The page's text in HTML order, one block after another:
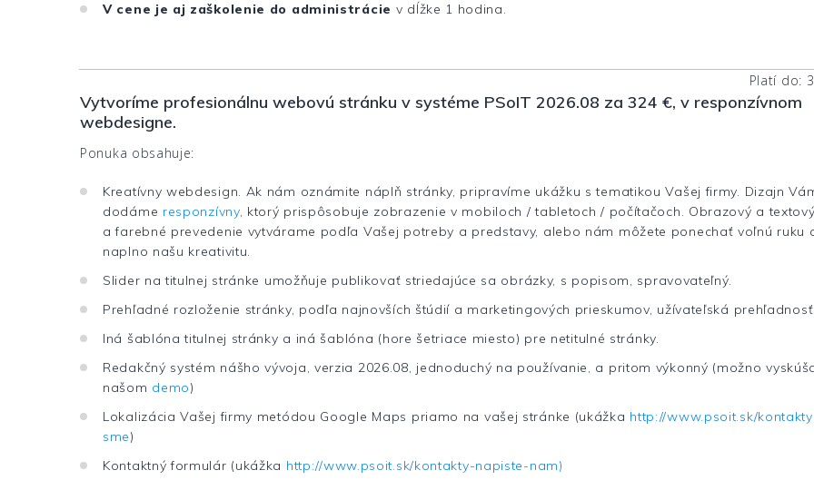
V cene je aj zaškolenie do administrácie v dĺžke 1 hodina.
Platí do:
Vytvoríme profesionálnu webovú stránku v systéme PSoIT 2026.08 za 324 €, v responzívnom
webdesigne.
Ponuka obsahuje:
Kreatívny webdesign. Ak nám oznámite náplň stránky, pripravíme ukážku s tematikou Vašej firmy. Dizajn
dodáme responzívny, ktorý prispôsobuje zobrazenie v mobiloch / tabletoch / počítačoch. Obrazový a
a farebné prevedenie vytvárame podľa Vašej potreby a predstavy, alebo nám môžete ponechať voľnú ruku
naplno našu kreativitu.
Slider na titulnej stránke umožňuje publikovať striedajúce sa obrázky, s popisom, spravovateľný.
Prehľadné rozloženie stránky, podľa najnovších štúdií a marketingových prieskumov, užívateľská prehľadnosť.
Iná šablóna titulnej stránky a iná šablóna (hore šetriace miesto) pre netitulné stránky.
Redakčný systém nášho vývoja, verzia 2026.08, jednoduchý na používanie, a pritom výkonný (možno
našom demo)
Lokalizácia Vašej firmy metódou Google Maps priamo na vašej stránke (ukážka http://www.psoit.sk/
sme)
Kontaktný formulár (ukážka http://www.psoit.sk/kontakty-napiste-nam)